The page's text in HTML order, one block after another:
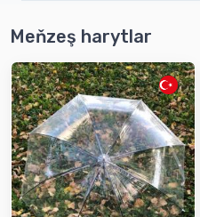
Meňzeş harytlar